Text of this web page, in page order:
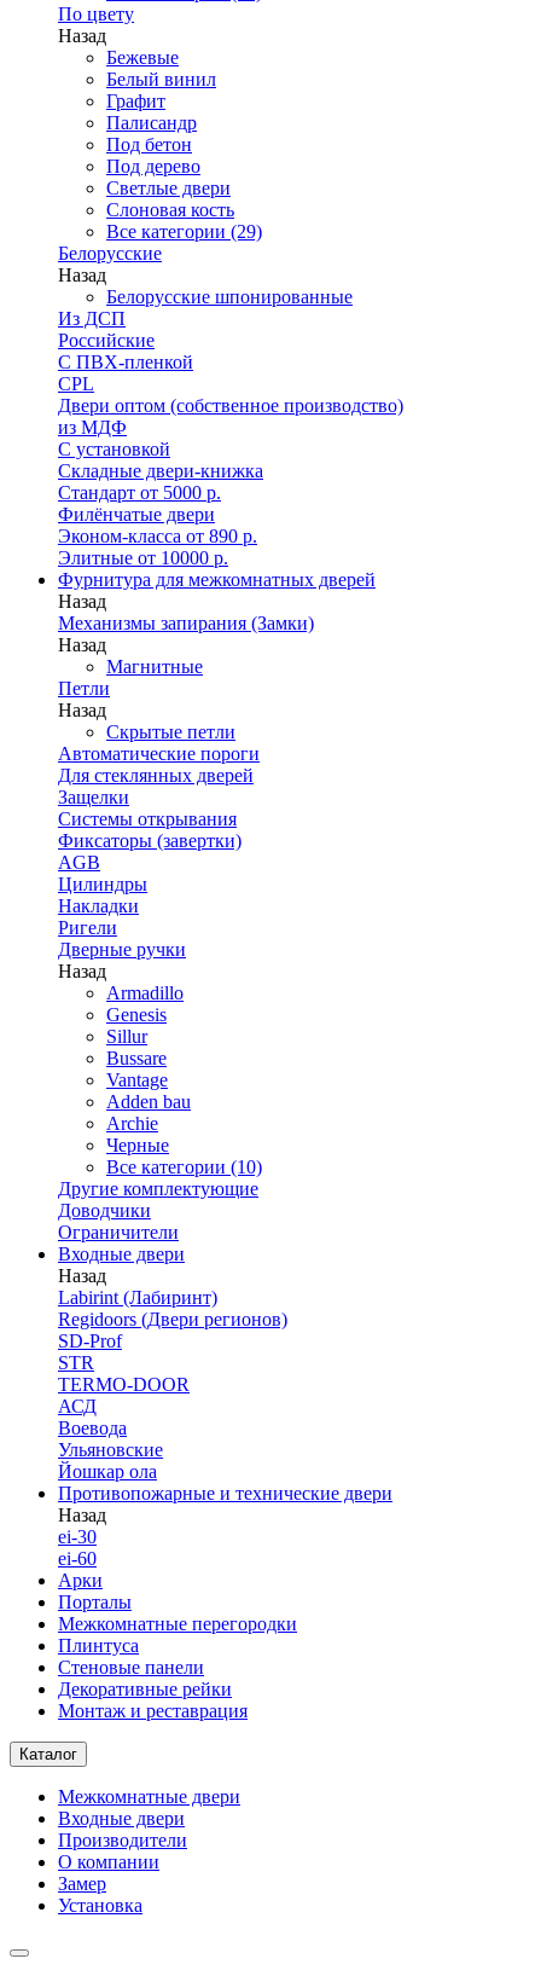
По цвету
Назад
Бежевые
Белый винил
Графит
Палисандр
Под бетон
Под дерево
Светлые двери
Слоновая кость
Все категории (29)
Белорусские
Назад
Белорусские шпонированные
Из ДСП
Российские
C ПВХ-пленкой
CPL
Двери оптом (собственное производство)
из МДФ
С установкой
Складные двери-книжка
Стандарт от 5000 р.
Филёнчатые двери
Эконом-класса от 890 р.
Элитные от 10000 р.
Фурнитура для межкомнатных дверей
Назад
Механизмы запирания (Замки)
Назад
Магнитные
Петли
Назад
Скрытые петли
Автоматические пороги
Для стеклянных дверей
Защелки
Системы открывания
Фиксаторы (завертки)
AGB
Цилиндры
Накладки
Ригели
Дверные ручки
Назад
Armadillo
Genesis
Sillur
Bussare
Vantage
Adden bau
Archie
Черные
Все категории (10)
Другие комплектующие
Доводчики
Ограничители
Входные двери
Назад
Labirint (Лабиринт)
Regidoors (Двери регионов)
SD-Prof
STR
TERMO-DOOR
АСД
Воевода
Ульяновские
Йошкар ола
Противопожарные и технические двери
Назад
ei-30
ei-60
Арки
Порталы
Межкомнатные перегородки
Плинтуса
Стеновые панели
Декоративные рейки
Монтаж и реставрация
Каталог
Межкомнатные двери
Входные двери
Производители
О компании
Замер
Установка